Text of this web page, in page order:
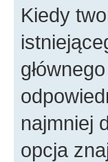
Kiedy
najmniej
opcja